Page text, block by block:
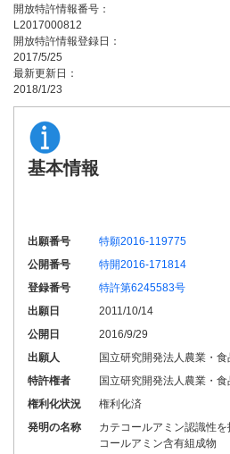
開放特許情報番号：
L2017000812
開放特許情報登録日：
2017/5/25
最新更新日：
2018/1/23
基本情報
出願番号
特願2016-119775
公開番号
特開2016-171814
登録番号
特許第6245583号
出願日
2011/10/14
公開日
2016/9/29
出願人
国立研究開発法人農業・
特許権者
国立研究開発法人農業・
権利化状況
権利化済
発明の名称
カテコールアミン認識性
コールアミン含有組成物